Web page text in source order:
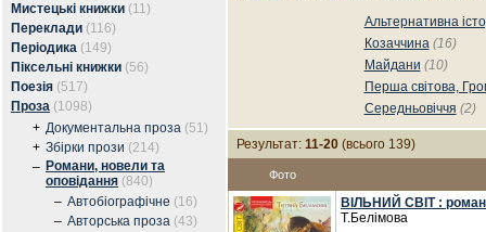
Мистецькі книжки (11)
Переклади (116)
Періодика (149)
Піксельні книжки (56)
Поезія (517)
Проза (1098)
+ Документальна проза (51)
+ Збірки прози (214)
– Романи, новели та
оповідання (840)
– Автобіографічне (16)
– Авторська проза (43)
Альтернативна
Козаччина (16)
Майдани (10)
Перша світова,
Середньовіччя (2)
Результат: 11-20 (всього 139)
Фото
ВІЛЬНИЙ СВІТ :
Т.Белімова